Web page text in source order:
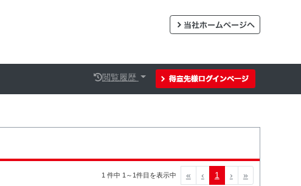
閲覧履歴
1 件中 1～1件目を表示中 « ‹ 1 › »